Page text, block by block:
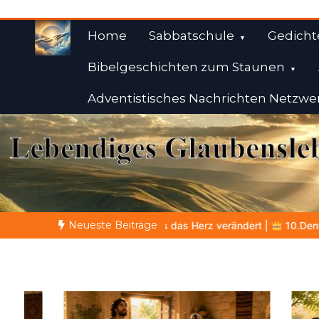
springen
Home Sabbatschule
Bibelgeschichten zum Staunen
Adventistisches Nachrichten
Weisheiten der
Himmelwärts
Neueste Beiträge
verändert | 10.Denn dein ist das Reich und die Kraft und die